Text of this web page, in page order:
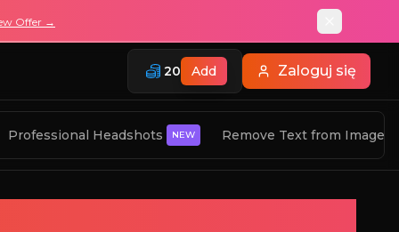
Offer →
20 Add Zaloguj się
Professional Headshots NEW Remove Text from Image